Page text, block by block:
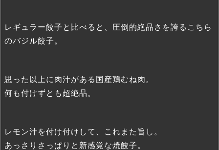
レギュラー餃子と比べると、圧倒的絶品さを誇るこちら
のバジル餃子。
思った以上に肉汁がある国産鶏むね肉。
何も付けずとも超絶品。
レモン汁を付け付けして、これまた旨し。
あっさりさっぱりと新感覚な焼餃子。